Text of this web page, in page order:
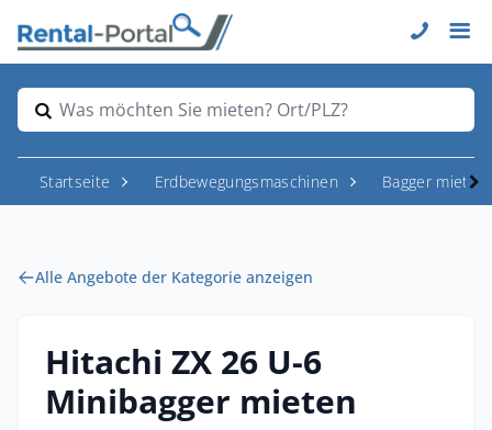
Was möchten Sie mieten? Ort/PLZ?
Startseite Erdbewegungsmaschinen Bagger mieten
Alle Angebote der Kategorie anzeigen
Hitachi ZX 26 U-6
Minibagger mieten